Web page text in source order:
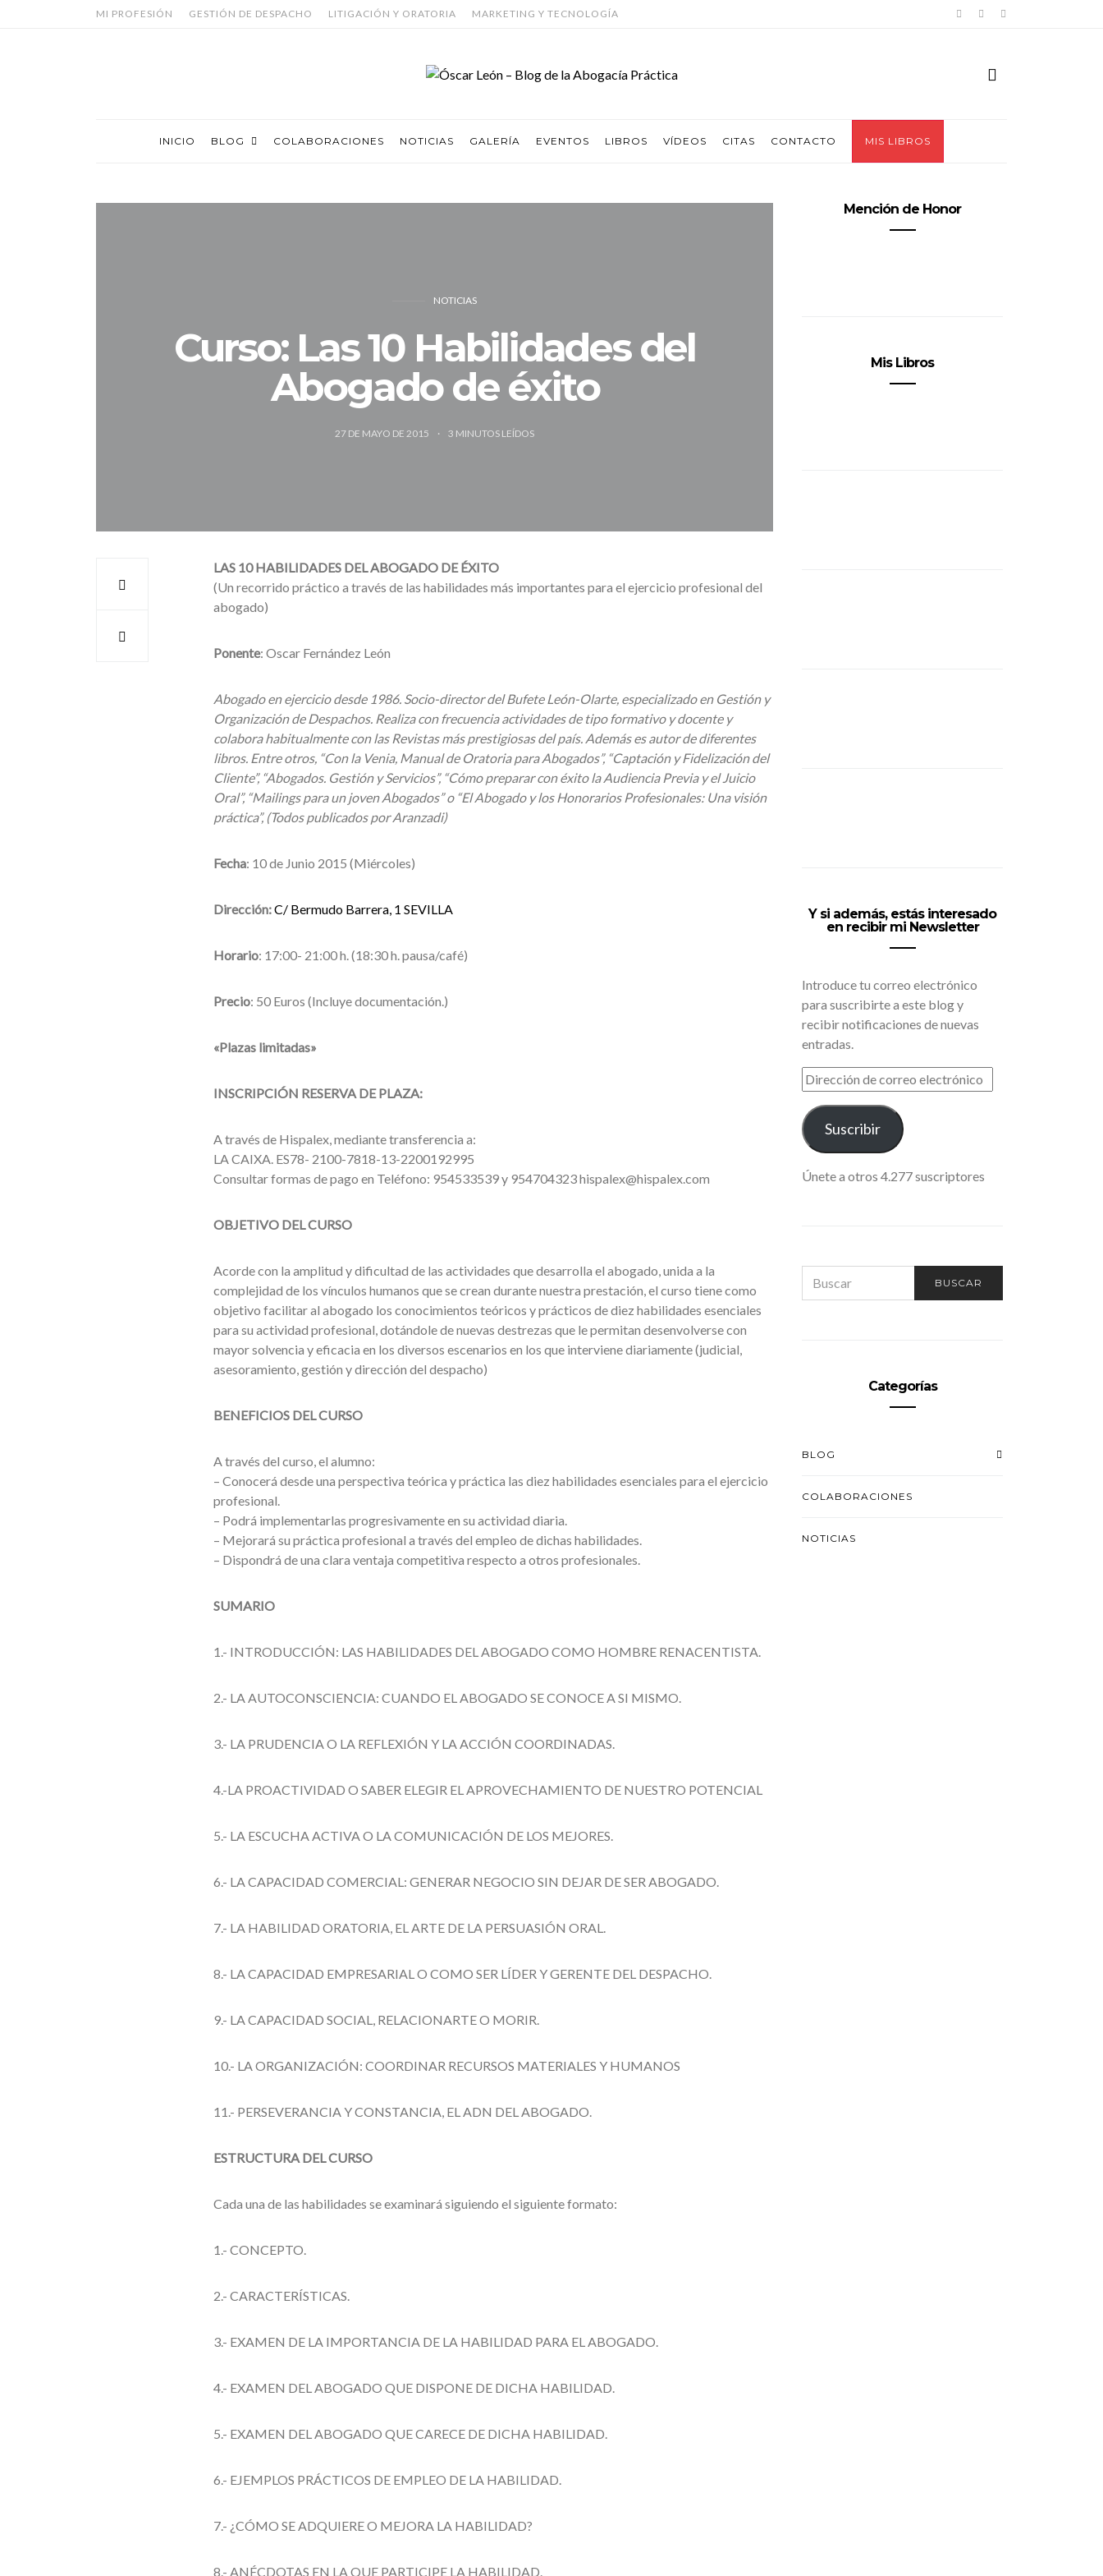
MI PROFESIÓN GESTIÓN DE DESPACHO LITIGACIÓN Y ORATORIA MARKETING Y TECNOLOGÍA
INICIO BLOG COLABORACIONES NOTICIAS GALERÍA EVENTOS LIBROS VÍDEOS CITAS CONTACTO MIS LIBROS
NOTICIAS
Curso: Las 10 Habilidades del
Abogado de éxito
27 DE MAYO DE 2015 3 MINUTOS LEÍDOS
LAS 10 HABILIDADES DEL ABOGADO DE ÉXITO
(Un recorrido práctico a través de las habilidades más importantes para el ejercicio profesional del
abogado)
Ponente: Oscar Fernández León
Abogado en ejercicio desde 1986. Socio-director del Bufete León-Olarte, especializado en Gestión y
Organización de Despachos. Realiza con frecuencia actividades de tipo formativo y docente y
colabora habitualmente con las Revistas más prestigiosas del país. Además es autor de diferentes
libros. Entre otros, “Con la Venia, Manual de Oratoria para Abogados”, “Captación y Fidelización del
Cliente”, “Abogados. Gestión y Servicios”, “Cómo preparar con éxito la Audiencia Previa y el Juicio
Oral”, “Mailings para un joven Abogados” o “El Abogado y los Honorarios Profesionales: Una visión
práctica”, (Todos publicados por Aranzadi)
Fecha: 10 de Junio 2015 (Miércoles)
Dirección:C/ Bermudo Barrera, 1 SEVILLA
Horario: 17:00- 21:00 h. (18:30 h. pausa/café)
Precio: 50 Euros (Incluye documentación.)
«Plazas limitadas»
INSCRIPCIÓN RESERVA DE PLAZA:
A través de Hispalex, mediante transferencia a:
LA CAIXA. ES78- 2100-7818-13-2200192995
Consultar formas de pago en Teléfono: 954533539 y 954704323 hispalex@hispalex.com
OBJETIVO DEL CURSO
Acorde con la amplitud y dificultad de las actividades que desarrolla el abogado, unida a la
complejidad de los vínculos humanos que se crean durante nuestra prestación, el curso tiene como
objetivo facilitar al abogado los conocimientos teóricos y prácticos de diez habilidades esenciales
para su actividad profesional, dotándole de nuevas destrezas que le permitan desenvolverse con
mayor solvencia y eficacia en los diversos escenarios en los que interviene diariamente (judicial,
asesoramiento, gestión y dirección del despacho)
BENEFICIOS DEL CURSO
A través del curso, el alumno:
– Conocerá desde una perspectiva teórica y práctica las diez habilidades esenciales para el ejercicio
profesional.
– Podrá implementarlas progresivamente en su actividad diaria.
– Mejorará su práctica profesional a través del empleo de dichas habilidades.
– Dispondrá de una clara ventaja competitiva respecto a otros profesionales.
SUMARIO
1.- INTRODUCCIÓN: LAS HABILIDADES DEL ABOGADO COMO HOMBRE RENACENTISTA.
2.- LA AUTOCONSCIENCIA: CUANDO EL ABOGADO SE CONOCE A SI MISMO.
3.- LA PRUDENCIA O LA REFLEXIÓN Y LA ACCIÓN COORDINADAS.
4.-LA PROACTIVIDAD O SABER ELEGIR EL APROVECHAMIENTO DE NUESTRO POTENCIAL
5.- LA ESCUCHA ACTIVA O LA COMUNICACIÓN DE LOS MEJORES.
6.- LA CAPACIDAD COMERCIAL: GENERAR NEGOCIO SIN DEJAR DE SER ABOGADO.
7.- LA HABILIDAD ORATORIA, EL ARTE DE LA PERSUASIÓN ORAL.
8.- LA CAPACIDAD EMPRESARIAL O COMO SER LÍDER Y GERENTE DEL DESPACHO.
9.- LA CAPACIDAD SOCIAL, RELACIONARTE O MORIR.
10.- LA ORGANIZACIÓN: COORDINAR RECURSOS MATERIALES Y HUMANOS
11.- PERSEVERANCIA Y CONSTANCIA, EL ADN DEL ABOGADO.
ESTRUCTURA DEL CURSO
Cada una de las habilidades se examinará siguiendo el siguiente formato:
1.- CONCEPTO.
2.- CARACTERÍSTICAS.
3.- EXAMEN DE LA IMPORTANCIA DE LA HABILIDAD PARA EL ABOGADO.
4.- EXAMEN DEL ABOGADO QUE DISPONE DE DICHA HABILIDAD.
5.- EXAMEN DEL ABOGADO QUE CARECE DE DICHA HABILIDAD.
6.- EJEMPLOS PRÁCTICOS DE EMPLEO DE LA HABILIDAD.
7.- ¿CÓMO SE ADQUIERE O MEJORA LA HABILIDAD?
8.- ANÉCDOTAS EN LA QUE PARTICIPE LA HABILIDAD.
Mención de Honor
Mis Libros
Y si además, estás interesado
en recibir mi Newsletter
Introduce tu correo electrónico
para suscribirte a este blog y
recibir notificaciones de nuevas
entradas.
DIRECCIÓN
DE
CORREO
ELECTRÓNICO
Suscribir
Únete a otros 4.277 suscriptores
FOR:
BUSCAR
Categorías
BLOG
COLABORACIONES
NOTICIAS